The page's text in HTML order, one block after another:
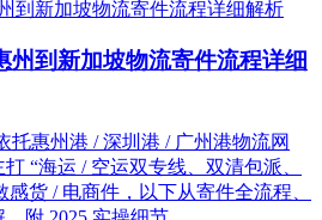
州到新加坡物流寄件流程详细
托惠州港 / 深圳港 / 广州港物流网
“海运 / 空运双专线、双清包派、
货 / 电商件，以下从寄件全流程、